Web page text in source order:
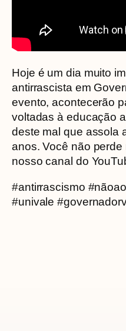
Hoje é um dia muito
antirrascista em
evento, acontecerão
voltadas à educação
deste mal que assola
anos. Você não
nosso canal do
#antirrascismo
#univale